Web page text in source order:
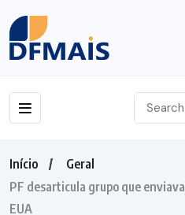
Início
Geral
PF desarticula grupo que
EUA